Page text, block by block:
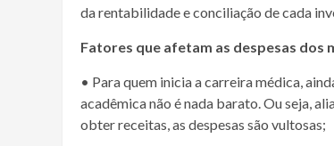
da rentabilidade e conciliação de cada
Fatores que afetam as despesas dos
• Para quem inicia a carreira médica,
acadêmica não é nada barato. Ou seja,
obter receitas, as despesas são vultosas;